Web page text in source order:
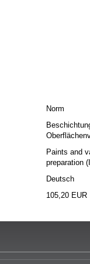
Norm
Paints and
preparation
Deutsch
105,20 EUR